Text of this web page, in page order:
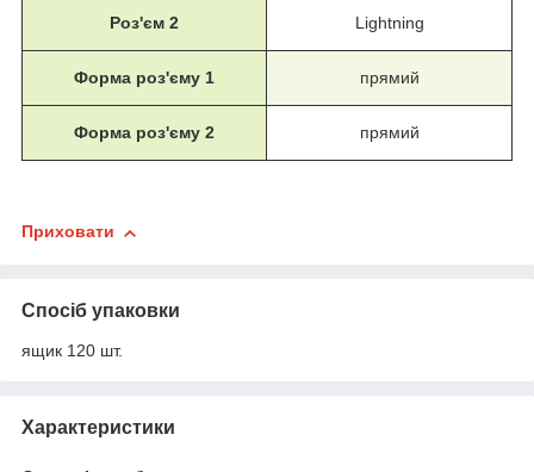
Роз'єм 2 Lightning
Форма роз'єму 1 прямий
Форма роз'єму 2 прямий
Приховати
Спосіб упаковки
ящик 120 шт.
Характеристики